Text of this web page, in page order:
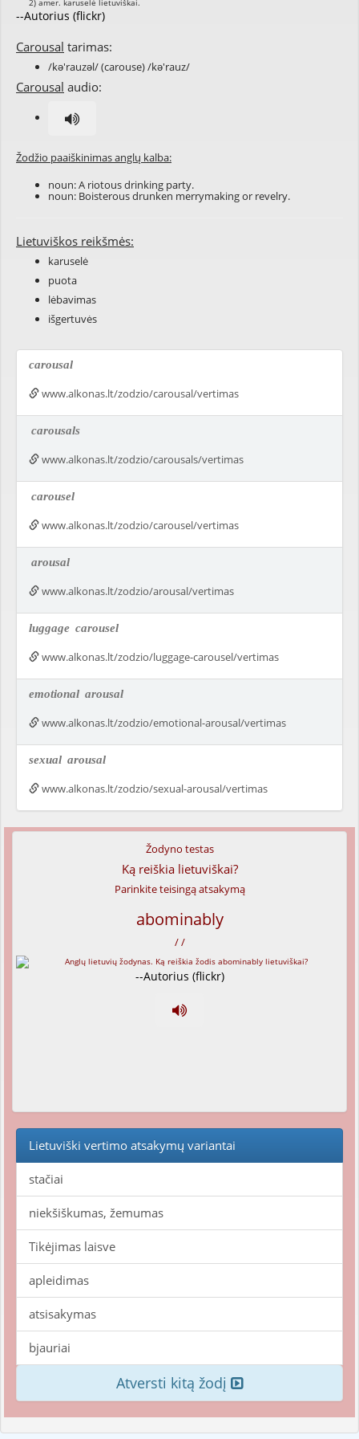
--Autorius (flickr)
Carousal tarimas:
/kə'rauzəl/ (carouse) /kə'rauz/
Carousal audio:
Žodžio paaiškinimas anglų kalba:
noun: A riotous drinking party.
noun: Boisterous drunken merrymaking or revelry.
Lietuviškos reikšmės:
karuselė
puota
lėbavimas
išgertuvės
carousal
www.alkonas.lt/zodzio/carousal/vertimas
carousals
www.alkonas.lt/zodzio/carousals/vertimas
carousel
www.alkonas.lt/zodzio/carousel/vertimas
arousal
www.alkonas.lt/zodzio/arousal/vertimas
luggage carousel
www.alkonas.lt/zodzio/luggage-carousel/vertimas
emotional arousal
www.alkonas.lt/zodzio/emotional-arousal/vertimas
sexual arousal
www.alkonas.lt/zodzio/sexual-arousal/vertimas
Žodyno testas
Ką reiškia lietuviškai?
Parinkite teisingą atsakymą
abominably
/ /
--Autorius (flickr)
Lietuviški vertimo atsakymų variantai
stačiai
niekšiškumas, žemumas
Tikėjimas laisve
apleidimas
atsisakymas
bjauriai
Atversti kitą žodį